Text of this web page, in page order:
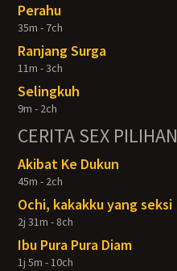
Perahu
35m - 7ch
Ranjang Surga
11m - 3ch
Selingkuh
9m - 2ch
CERITA SEX PILIHAN
Akibat Ke Dukun
45m - 2ch
Ochi, kakakku yang seksi
2j 31m - 8ch
Ibu Pura Pura Diam
1j 5m - 10ch